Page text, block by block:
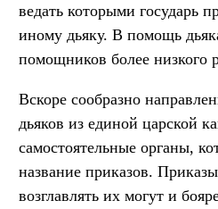
ведать которыми государь
иному дьяку. В помощь
помощников более низкого
Вскоре сообразно
дьяков из единой царской
самостоятельные органы,
название приказов.
возглавлять их могут и